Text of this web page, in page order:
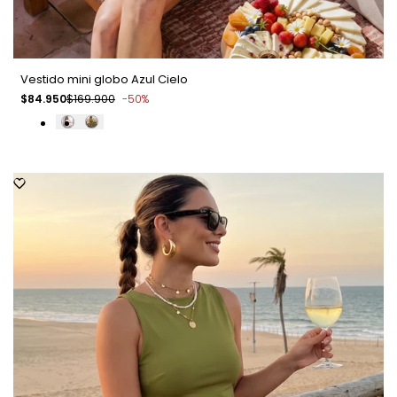
Vestido mini globo Azul Cielo
Precio
$169.900
Precio
venta
$84.950 -50%